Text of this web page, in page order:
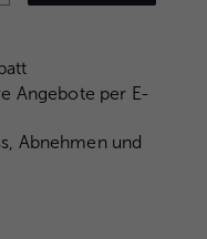
Angebote per E-
Abnehmen und